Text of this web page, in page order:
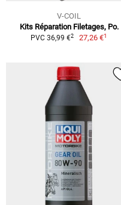
V-COIL
Kits Réparation Filetages, Po.
PVC 36,99 €2 27,26 €1